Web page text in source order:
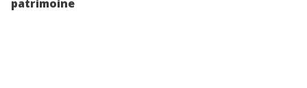
patrimoine